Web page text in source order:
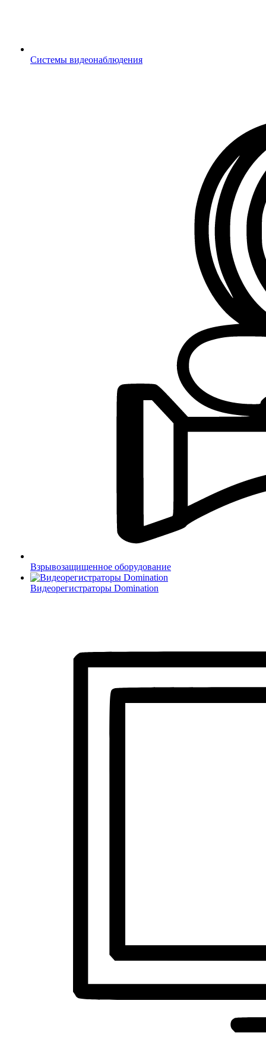
Системы видеонаблюдения
Взрывозащищенное оборудование
Видеорегистраторы Domination